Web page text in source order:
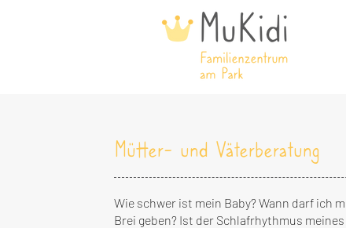
Mütter- und Väterberatung
Wie schwer ist mein Baby? Wann darf ich
Brei geben? Ist der Schlafrhythmus meines